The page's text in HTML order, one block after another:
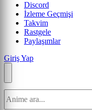
Discord
İzleme Geçmişi
Takvim
Rastgele
Paylaşımlar
Giriş Yap